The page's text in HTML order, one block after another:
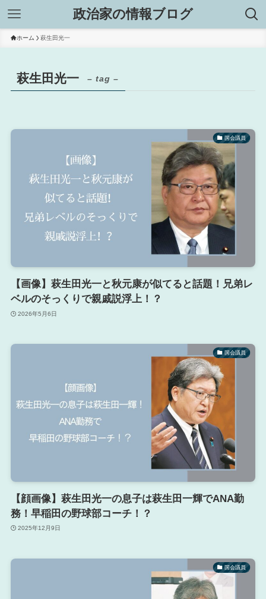
政治家の情報ブログ
ホーム 萩生田光一
萩生田光一 – tag –
国会議員
【画像】萩生田光一と秋元康が似てると話題！兄弟レ
ベルのそっくりで親戚説浮上！？
2026年5月6日
国会議員
【顔画像】萩生田光一の息子は萩生田一輝でANA勤
務！早稲田の野球部コーチ！？
2025年12月9日
国会議員